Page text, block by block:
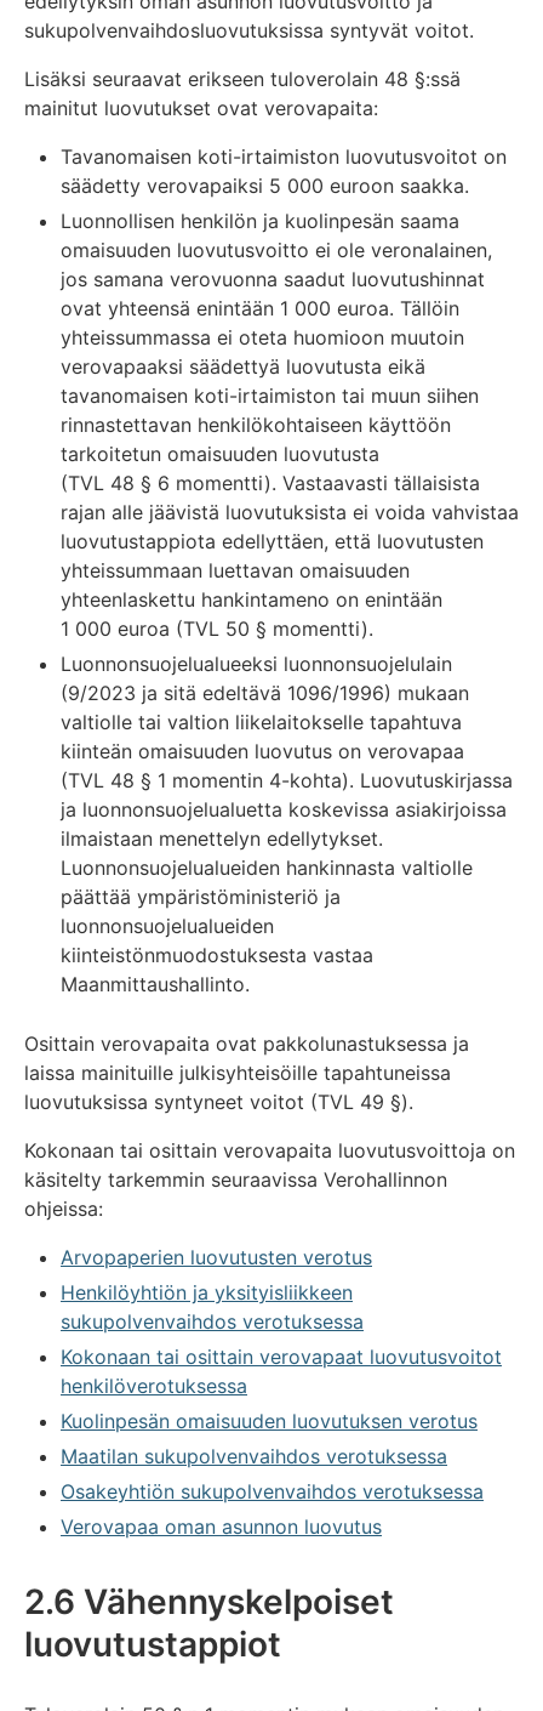
sukupolvenvaihdosluovutuksissa syntyvät voitot.
Lisäksi seuraavat erikseen tuloverolain 48 §:ssä
mainitut luovutukset ovat verovapaita:
Tavanomaisen koti-irtaimiston luovutusvoitot on
säädetty verovapaiksi 5 000 euroon saakka.
Luonnollisen henkilön ja kuolinpesän saama
omaisuuden luovutusvoitto ei ole veronalainen,
jos samana verovuonna saadut luovutushinnat
ovat yhteensä enintään 1 000 euroa. Tällöin
yhteissummassa ei oteta huomioon muutoin
verovapaaksi säädettyä luovutusta eikä
tavanomaisen koti-irtaimiston tai muun siihen
rinnastettavan henkilökohtaiseen käyttöön
tarkoitetun omaisuuden luovutusta
(TVL 48 § 6 momentti). Vastaavasti tällaisista
rajan alle jäävistä luovutuksista ei voida vahvistaa
luovutustappiota edellyttäen, että luovutusten
yhteissummaan luettavan omaisuuden
yhteenlaskettu hankintameno on enintään
1 000 euroa (TVL 50 § momentti).
Luonnonsuojelualueeksi luonnonsuojelulain
(9/2023 ja sitä edeltävä 1096/1996) mukaan
valtiolle tai valtion liikelaitokselle tapahtuva
kiinteän omaisuuden luovutus on verovapaa
(TVL 48 § 1 momentin 4-kohta). Luovutuskirjassa
ja luonnonsuojelualuetta koskevissa asiakirjoissa
ilmaistaan menettelyn edellytykset.
Luonnonsuojelualueiden hankinnasta valtiolle
päättää ympäristöministeriö ja
luonnonsuojelualueiden
kiinteistönmuodostuksesta vastaa
Maanmittaushallinto.
Osittain verovapaita ovat pakkolunastuksessa ja
laissa mainituille julkisyhteisöille tapahtuneissa
luovutuksissa syntyneet voitot (TVL 49 §).
Kokonaan tai osittain verovapaita luovutusvoittoja on
käsitelty tarkemmin seuraavissa Verohallinnon
ohjeissa:
Arvopaperien luovutusten verotus
Henkilöyhtiön ja yksityisliikkeen
sukupolvenvaihdos verotuksessa
Kokonaan tai osittain verovapaat luovutusvoitot
henkilöverotuksessa
Kuolinpesän omaisuuden luovutuksen verotus
Maatilan sukupolvenvaihdos verotuksessa
Osakeyhtiön sukupolvenvaihdos verotuksessa
Verovapaa oman asunnon luovutus
2.6 Vähennyskelpoiset
luovutustappiot